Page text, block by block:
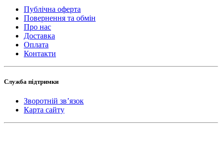
Публічна оферта
Повернення та обмін
Про нас
Доставка
Оплата
Контакти
Служба підтримки
Зворотній зв’язок
Карта сайту